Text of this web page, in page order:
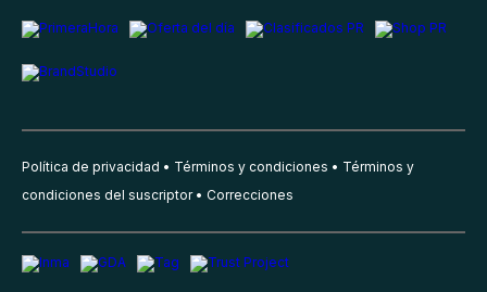
Política de privacidad Términos y condiciones
Términos y
condiciones del suscriptor
Correcciones